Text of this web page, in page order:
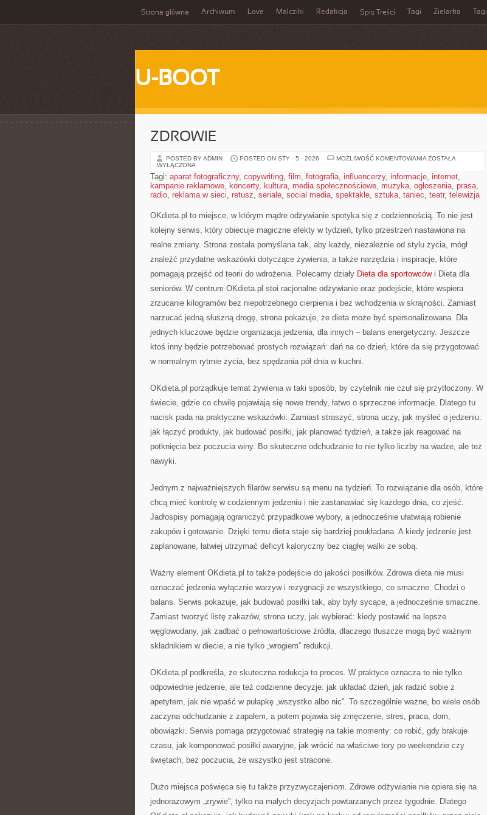
Strona główna Archiwum Love Malcziki Redakcja Spis Treści Tagi Zielarka Tagi
U-BOOT
ZDROWIE
POSTED BY ADMIN POSTED ON STY - 5 - 2026 MOŻLIWOŚĆ KOMENTOWANIA ZDROWIE
ZOSTAŁA
WYŁĄCZONA
Tagi: aparat fotograficzny, copywriting, film, fotografia, influencerzy, informacje, internet,
kampanie reklamowe, koncerty, kultura, media społecznościowe, muzyka, ogłoszenia, prasa,
radio, reklama w sieci, retusz, seriale, social media, spektakle, sztuka, taniec, teatr, telewizja
OKdieta.pl to miejsce, w którym mądre odżywianie spotyka się z codziennością. To nie jest
kolejny serwis, który obiecuje magiczne efekty w tydzień, tylko przestrzeń nastawiona na
realne zmiany. Strona została pomyślana tak, aby każdy, niezależnie od stylu życia, mógł
znaleźć przydatne wskazówki dotyczące żywienia, a także narzędzia i inspiracje, które
pomagają przejść od teorii do wdrożenia. Polecamy działy Dieta dla sportowcówi Dieta dla
seniorów. W centrum OKdieta.pl stoi racjonalne odżywianie oraz podejście, które wspiera
zrzucanie kilogramów bez niepotrzebnego cierpienia i bez wchodzenia w skrajności. Zamiast
narzucać jedną słuszną drogę, strona pokazuje, że dieta może być spersonalizowana. Dla
jednych kluczowe będzie organizacja jedzenia, dla innych – balans energetyczny. Jeszcze
ktoś inny będzie potrzebować prostych rozwiązań: dań na co dzień, które da się przygotować
w normalnym rytmie życia, bez spędzania pół dnia w kuchni.
OKdieta.pl porządkuje temat żywienia w taki sposób, by czytelnik nie czuł się przytłoczony. W
świecie, gdzie co chwilę pojawiają się nowe trendy, łatwo o sprzeczne informacje. Dlatego tu
nacisk pada na praktyczne wskazówki. Zamiast straszyć, strona uczy, jak myśleć o jedzeniu:
jak łączyć produkty, jak budować posiłki, jak planować tydzień, a także jak reagować na
potknięcia bez poczucia winy. Bo skuteczne odchudzanie to nie tylko liczby na wadze, ale też
nawyki.
Jednym z najważniejszych filarów serwisu są menu na tydzień. To rozwiązanie dla osób, które
chcą mieć kontrolę w codziennym jedzeniu i nie zastanawiać się każdego dnia, co zjeść.
Jadłospisy pomagają ograniczyć przypadkowe wybory, a jednocześnie ułatwiają robienie
zakupów i gotowanie. Dzięki temu dieta staje się bardziej poukładana. A kiedy jedzenie jest
zaplanowane, łatwiej utrzymać deficyt kaloryczny bez ciągłej walki ze sobą.
Ważny element OKdieta.pl to także podejście do jakości posiłków. Zdrowa dieta nie musi
oznaczać jedzenia wyłącznie warzyw i rezygnacji ze wszystkiego, co smaczne. Chodzi o
balans. Serwis pokazuje, jak budować posiłki tak, aby były sycące, a jednocześnie smaczne.
Zamiast tworzyć listę zakazów, strona uczy, jak wybierać: kiedy postawić na lepsze
węglowodany, jak zadbać o pełnowartościowe źródła, dlaczego tłuszcze mogą być ważnym
składnikiem w diecie, a nie tylko „wrogiem” redukcji.
OKdieta.pl podkreśla, że skuteczna redukcja to proces. W praktyce oznacza to nie tylko
odpowiednie jedzenie, ale też codzienne decyzje: jak układać dzień, jak radzić sobie z
apetytem, jak nie wpaść w pułapkę „wszystko albo nic”. To szczególnie ważne, bo wiele osób
zaczyna odchudzanie z zapałem, a potem pojawia się zmęczenie, stres, praca, dom,
obowiązki. Serwis pomaga przygotować strategię na takie momenty: co robić, gdy brakuje
czasu, jak komponować posiłki awaryjne, jak wrócić na właściwe tory po weekendzie czy
świętach, bez poczucia, że wszystko jest stracone.
Dużo miejsca poświęca się tu także przyzwyczajeniom. Zdrowe odżywianie nie opiera się na
jednorazowym „zrywie”, tylko na małych decyzjach powtarzanych przez tygodnie. Dlatego